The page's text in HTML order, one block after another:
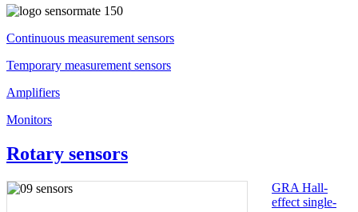
Continuous measurement sensors
Temporary measurement sensors
Amplifiers
Monitors
Rotary sensors
GRA Hall-
effect single-